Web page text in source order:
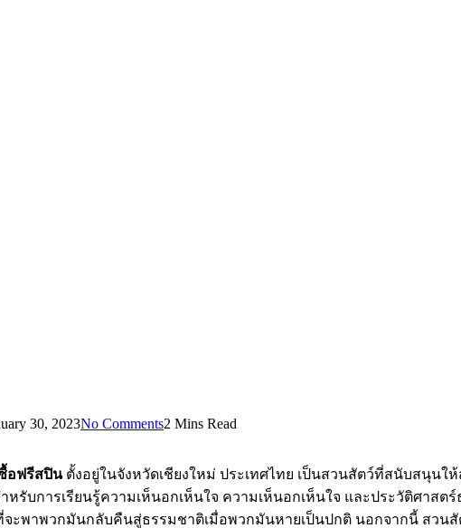
30, 2023No Comments2 Mins Read
ซื้อฟรีสปินตั้งอยู่ในจังหวัดเชียงใหม่ ประเทศไทย เป็นสวนสัตว์ที่สนับสนุน
หรับการเรียนรู้ความเห็นอกเห็นใจ ความเห็นอกเห็นใจ และประวัติศาสต
ะพาพวกมันกลับคืนสู่ธรรมชาติเมื่อพวกมันหายเป็นปกติ นอกจากนี้ สวน